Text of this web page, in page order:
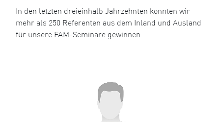
In den letzten dreieinhalb Jahrzehnten konnten wir
mehr als 250 Referenten aus dem Inland und Ausland
für unsere FAM-Seminare gewinnen.